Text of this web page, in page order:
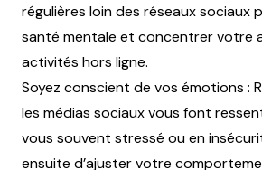
régulières loin des réseaux sociaux
santé mentale et concentrer votre
activités hors ligne.
Soyez conscient de vos émotions :
les médias sociaux vous font
vous souvent stressé ou en
ensuite d’ajuster votre